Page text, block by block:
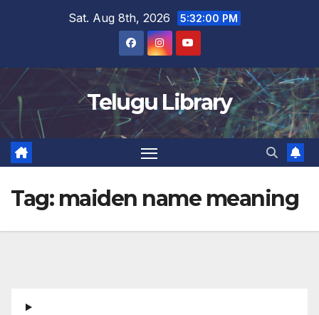
Sat. Aug 8th, 2026 5:32:01 PM
Telugu Library
Tag: maiden name meaning